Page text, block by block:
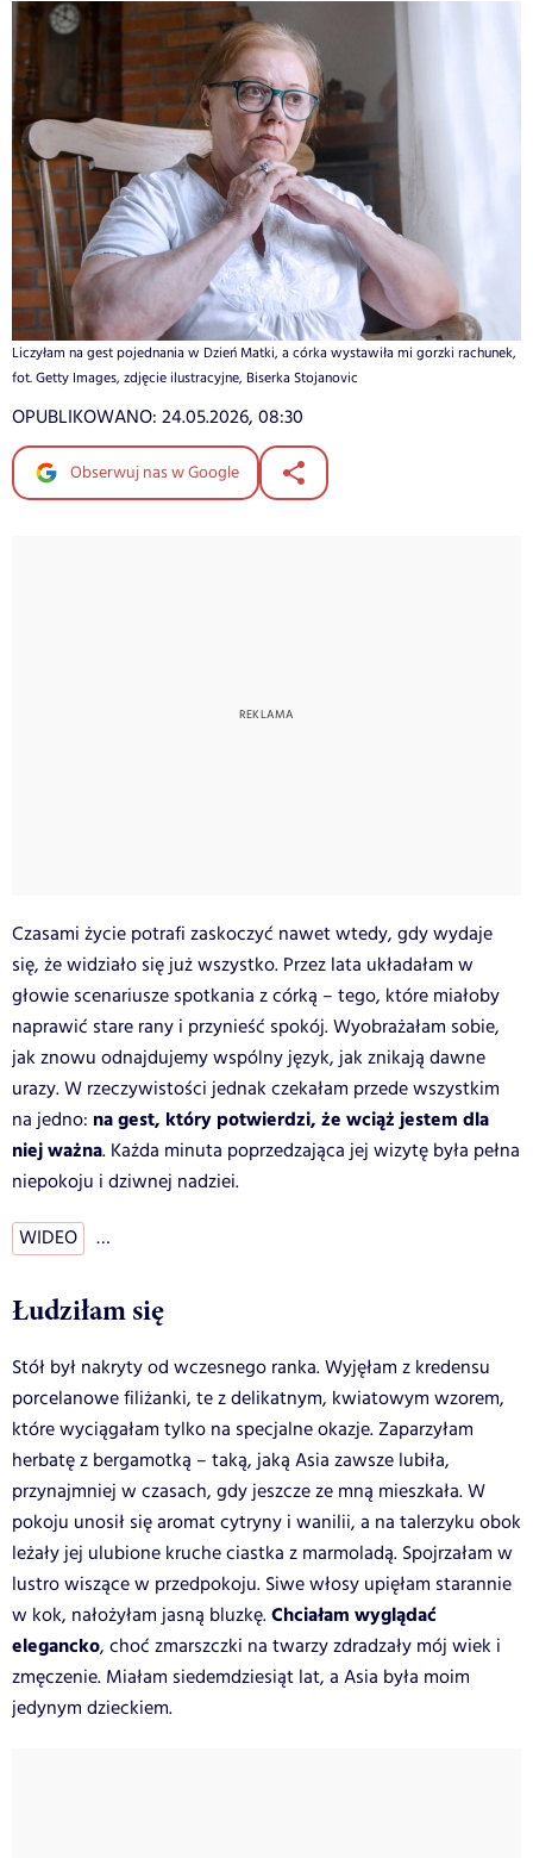
Liczyłam na gest pojednania w Dzień Matki, a córka wystawiła mi gorzki rachunek,
fot. Getty Images, zdjęcie ilustracyjne, Biserka Stojanovic
OPUBLIKOWANO: 24.05.2026, 08:30
Obserwuj nas w Google
Czasami życie potrafi zaskoczyć nawet wtedy, gdy wydaje
się, że widziało się już wszystko. Przez lata układałam w
głowie scenariusze spotkania z córką – tego, które miałoby
naprawić stare rany i przynieść spokój. Wyobrażałam sobie,
jak znowu odnajdujemy wspólny język, jak znikają dawne
urazy. W rzeczywistości jednak czekałam przede wszystkim
na jedno: na gest, który potwierdzi, że wciąż jestem dla
niej ważna. Każda minuta poprzedzająca jej wizytę była pełna
niepokoju i dziwnej nadziei.
WIDEO …
Łudziłam się
Stół był nakryty od wczesnego ranka. Wyjęłam z kredensu
porcelanowe filiżanki, te z delikatnym, kwiatowym wzorem,
które wyciągałam tylko na specjalne okazje. Zaparzyłam
herbatę z bergamotką – taką, jaką Asia zawsze lubiła,
przynajmniej w czasach, gdy jeszcze ze mną mieszkała. W
pokoju unosił się aromat cytryny i wanilii, a na talerzyku obok
leżały jej ulubione kruche ciastka z marmoladą. Spojrzałam w
lustro wiszące w przedpokoju. Siwe włosy upięłam starannie
w kok, nałożyłam jasną bluzkę.Chciałam wyglądać
elegancko, choć zmarszczki na twarzy zdradzały mój wiek i
zmęczenie. Miałam siedemdziesiąt lat, a Asia była moim
jedynym dzieckiem.